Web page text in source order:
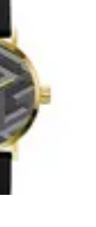
Mode et Accessoires